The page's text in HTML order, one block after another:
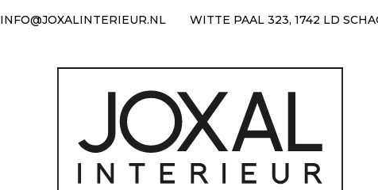
INFO@JOXALINTERIEUR.NL WITTE PAAL 323, 1742 LD